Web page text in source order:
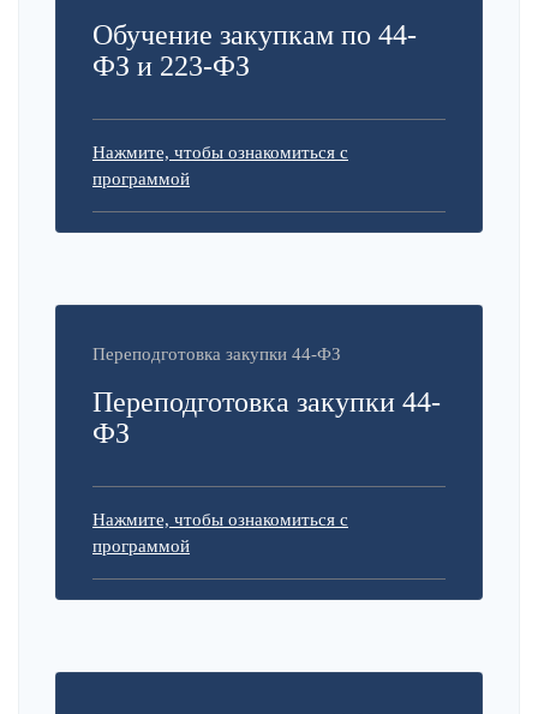
Обучение закупкам по 44-
ФЗ и 223-ФЗ
Нажмите, чтобы ознакомиться с
программой
Переподготовка закупки 44-ФЗ
Переподготовка закупки 44-
ФЗ
Нажмите, чтобы ознакомиться с
программой